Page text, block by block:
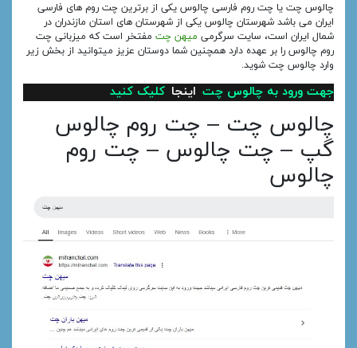
چالوس چت یا چت روم فارسی چالوس یکی از برترین چت روم های فارسی
ایران می باشد شهرستان چالوس یکی از شهرستان های استان مازندران در
شمال ایران است، سایت سرگرمی میهن چتمفتخر است که میزبانی چت
روم چالوس را بر عهده دارد همچنین شما دوستان عزیز میتوانید از بخش زیر
وارد چالوس چت شوید.
جهت ورود به چالوس چت اینجا کلیک کنید
چالوس چت – چت روم چالوس
گپ – چت چالوس – چت روم
چالوس